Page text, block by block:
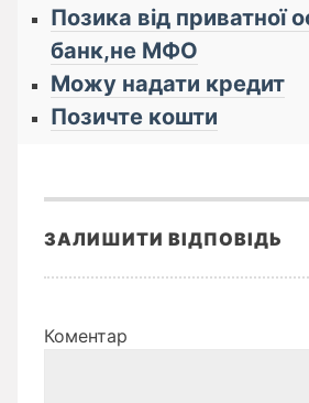
Позика від приватної
банк,не МФО
Можу надати кредит
Позичте кошти
ЗАЛИШИТИ ВІДПОВІДЬ
Коментар